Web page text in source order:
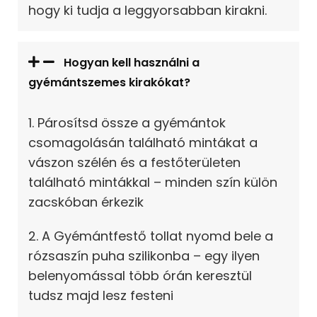
hogy ki tudja a leggyorsabban kirakni.
Hogyan kell használni a
gyémántszemes kirakókat?
1. Párosítsd össze a gyémántok
csomagolásán található mintákat a
vászon szélén és a festőterületen
található mintákkal – minden szín külön
zacskóban érkezik
2. A Gyémántfestő tollat nyomd bele a
rózsaszín puha szilikonba – egy ilyen
belenyomással több órán keresztül
tudsz majd lesz festeni